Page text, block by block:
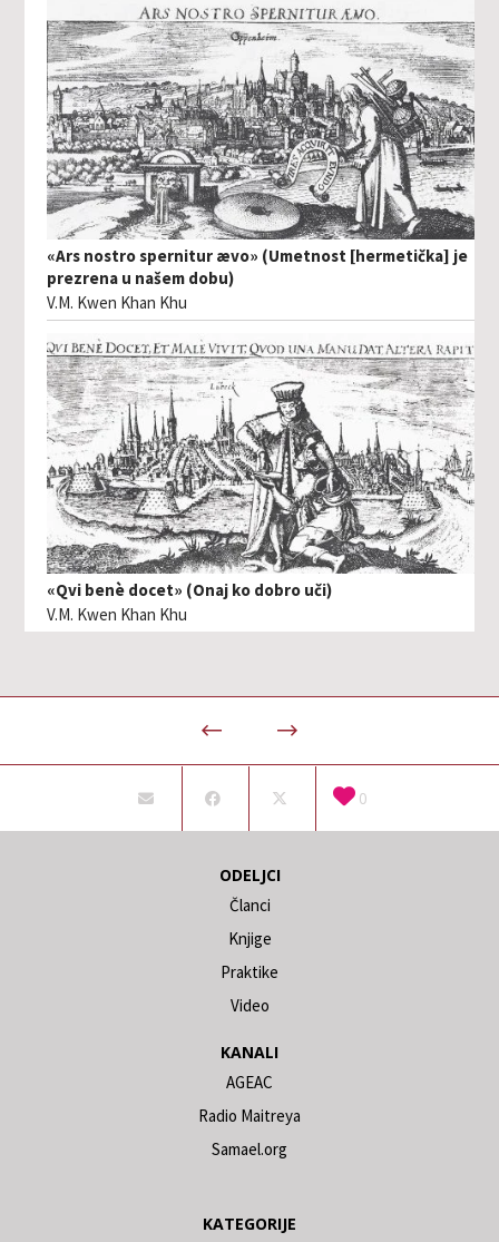
«Ars nostro spernitur ævo» (Umetnost [hermetička] je
prezrena u našem dobu)
V.M. Kwen Khan Khu
«Qvi benè docet» (Onaj ko dobro uči)
V.M. Kwen Khan Khu
0
ODELJCI
Članci
Knjige
Praktike
Video
KANALI
AGEAC
Radio Maitreya
Samael.org
KATEGORIJE